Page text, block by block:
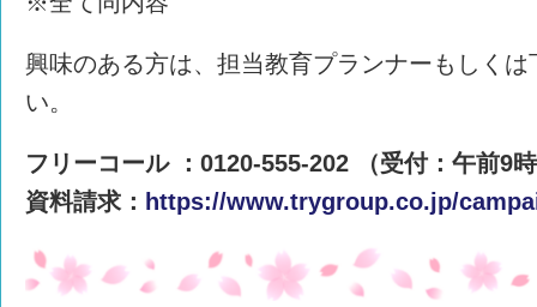
興味のある方は、担当教育プランナーもしく
い。
フリーコール ：0120-555-202 （受付：午前9
資料請求： https://www.trygroup.co.jp/